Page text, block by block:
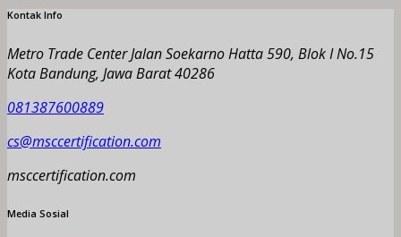
Kontak Info
Metro Trade Center Jalan Soekarno Hatta 590, Blok I No.15
Kota Bandung, Jawa Barat 40286
081387600889
cs@msccertification.com
msccertification.com
Media Sosial